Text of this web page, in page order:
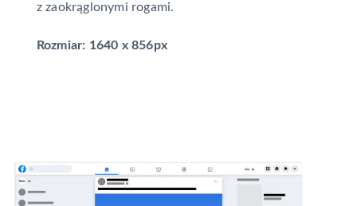
z zaokrąglonymi rogami.
Rozmiar: 1640 x 856px